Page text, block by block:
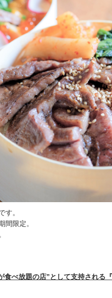
す。
間限定。
食べ放題の店”として支持される